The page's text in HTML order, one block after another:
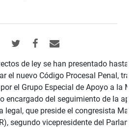
de ley se han presentado hasta el
el nuevo Código Procesal Penal, tras
el Grupo Especial de Apoyo a la
encargado del seguimiento de la
legal, que preside el congresista
segundo vicepresidente del